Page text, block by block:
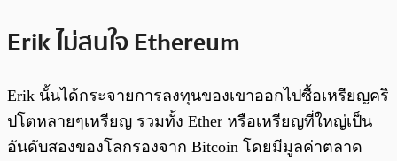
Erik ไม่สนใจ Ethereum
Erik นั้นได้กระจายการลงทุนของเขาออกไปซื้อเหรียญคริ
ปโตหลายๆเหรียญ รวมทั้ง Ether หรือเหรียญที่ใหญ่เป็น
อันดับสองของโลกรองจาก Bitcoin โดยมีมูลค่าตลาด